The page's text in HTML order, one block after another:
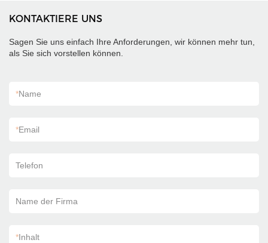
KONTAKTIERE UNS
Sagen Sie uns einfach Ihre Anforderungen, wir können mehr tun,
als Sie sich vorstellen können.
*Name
*Email
Telefon
Name der Firma
*Inhalt